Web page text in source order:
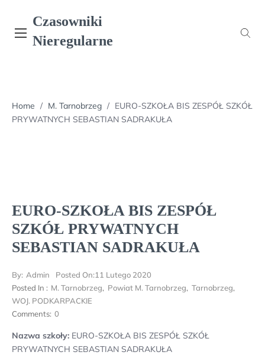
content
Czasowniki
Nieregularne
Home / M. Tarnobrzeg / EURO-SZKOŁA BIS ZESPÓŁ SZKÓŁ
PRYWATNYCH SEBASTIAN SADRAKUŁA
EURO-SZKOŁA BIS ZESPÓŁ
SZKÓŁ PRYWATNYCH
SEBASTIAN SADRAKUŁA
By: Admin Posted On:11 Lutego 2020
Posted In : M. Tarnobrzeg, Powiat M. Tarnobrzeg, Tarnobrzeg,
WOJ. PODKARPACKIE
Comments: 0
Nazwa szkoły: EURO-SZKOŁA BIS ZESPÓŁ SZKÓŁ
PRYWATNYCH SEBASTIAN SADRAKUŁA